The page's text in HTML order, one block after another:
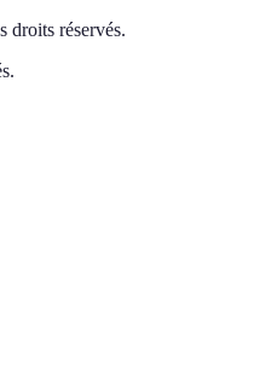
droits réservés.